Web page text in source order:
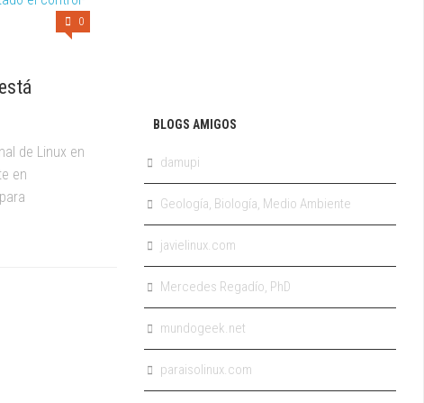
0
de Linux en
en
BLOGS AMIGOS
damupi
Geología, Biología, Medio Ambiente
javielinux.com
Mercedes Regadío, PhD
mundogeek.net
paraisolinux.com